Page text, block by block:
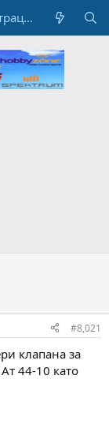
Регистрация
#8,021
клапана за
44-10 като